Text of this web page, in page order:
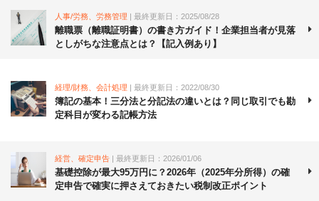
人事/労務、労務管理 | 最終更新日：2025/08/28
離職票（離職証明書）の書き方ガイド！企業担当者が見落
としがちな注意点とは？【記入例あり】
経理/財務、会計処理 | 最終更新日：2022/08/30
簿記の基本！三分法と分記法の違いとは？同じ取引でも勘
定科目が変わる記帳方法
経営、確定申告 | 最終更新日：2026/01/06
基礎控除が最大95万円に？2026年（2025年分所得）の確
定申告で確実に押さえておきたい税制改正ポイント